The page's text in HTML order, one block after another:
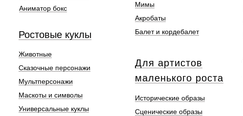
Аниматор бокс
Ростовые куклы
Животные
Сказочные персонажи
Мультперсонажи
Маскоты и символы
Универсальные куклы
Исторические образы
Сценические образы
Для артистов
маленького роста
Мимы
Акробаты
Балет и кордебалет